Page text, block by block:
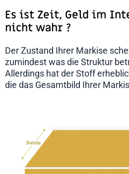
Es ist Zeit, Geld im
nicht wahr ?
Der Zustand Ihrer Markise
zumindest was die Struktur
Allerdings hat der Stoff
die das Gesamtbild Ihrer